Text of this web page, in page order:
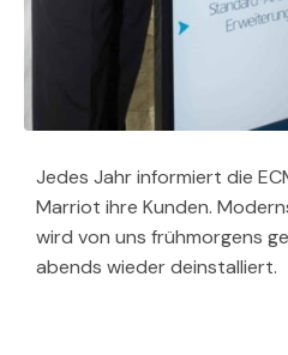
Jedes Jahr informiert die
Marriot ihre Kunden.
wird von uns frühmorgens
abends wieder deinstalliert.